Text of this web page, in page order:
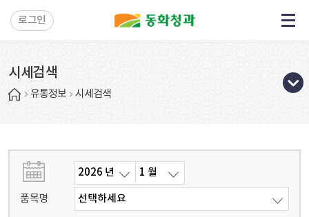
로그인
시세검색
유통정보 시세검색
품목명